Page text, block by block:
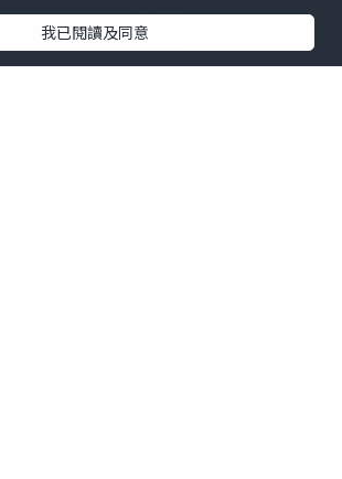
我已閱讀及同意